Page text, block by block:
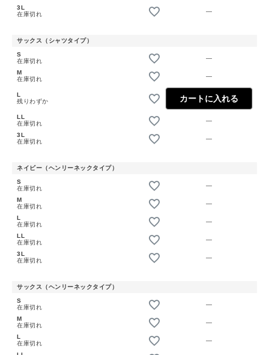
3L
在庫切れ
—
サックス（シャツタイプ）
S
在庫切れ
—
M
在庫切れ
—
L
残りわずか
カートに入れる
LL
在庫切れ
—
3L
在庫切れ
—
ネイビー（ヘンリーネックタイプ）
S
在庫切れ
—
M
在庫切れ
—
L
在庫切れ
—
LL
在庫切れ
—
3L
在庫切れ
—
サックス（ヘンリーネックタイプ）
S
在庫切れ
—
M
在庫切れ
—
L
在庫切れ
—